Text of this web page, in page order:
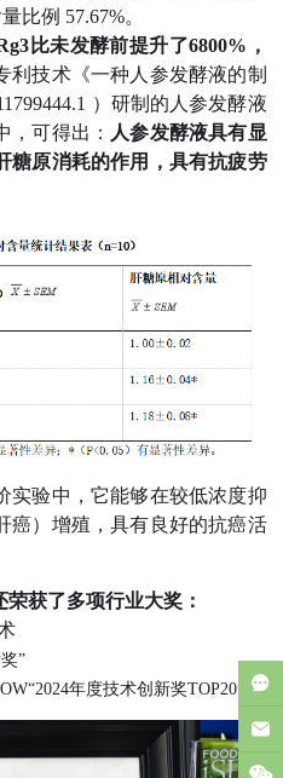
比例 57.67%。
比未发酵前提升了6800%，
利技术《一种人参发酵液的制
）研制的人参发酵液
，可得出： 人参发酵液具有显
糖原消耗的作用，具有抗疲劳
实验中，它能够在较低浓度抑
癌）增殖，具有良好的抗癌活
获了多项行业大奖：
”
年度技术创新奖TOP20”